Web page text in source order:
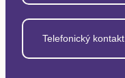
Telefonický kontakt